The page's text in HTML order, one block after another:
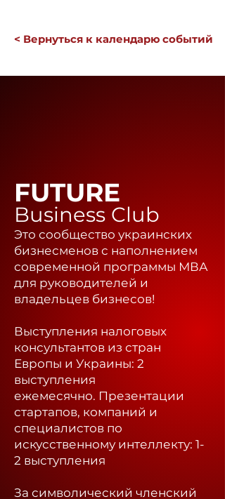
< Вернуться к календарю событий
FUTURE
Business Club
Это сообщество украинских
бизнесменов с наполнением
современной программы МВА
для руководителей и
владельцев бизнесов!
Выступления налоговых
консультантов из стран
Европы и Украины: 2
выступления
ежемесячно. Презентации
стартапов, компаний и
специалистов по
искусственному интеллекту: 1-
2 выступления
За символический членский